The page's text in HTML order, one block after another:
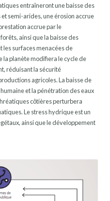
entraîneront une baisse des
semi-arides, une érosion accrue
accrue par le
ainsi que la baisse des
les surfaces menacées de
planète modifiera le cycle de
réduisant la sécurité
agricoles. La baisse de
et la pénétration des eaux
côtières perturbera
Le stress hydrique est un
ainsi que le développement